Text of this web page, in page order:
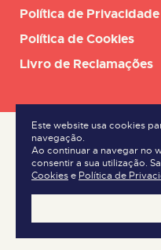
Este website usa cookies
navegação.
Ao continuar a navegar no
consentir a sua utilização.
Cookies e Política de
Política de Privacidade
Política de Cookies
Livro de Reclamações